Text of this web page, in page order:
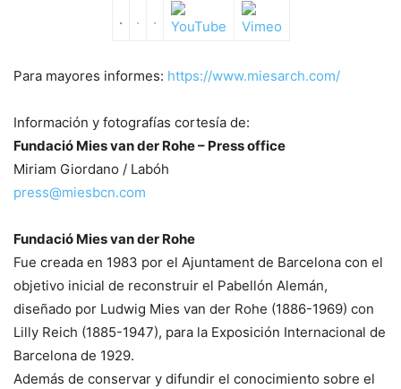
Para mayores informes: https://www.miesarch.com/
Información y fotografías cortesía de:
Fundació Mies van der Rohe – Press office
Miriam Giordano / Labóh
press@miesbcn.com
Fundació Mies van der Rohe
Fue creada en 1983 por el Ajuntament de Barcelona con el
objetivo inicial de reconstruir el Pabellón Alemán,
diseñado por Ludwig Mies van der Rohe (1886-1969) con
Lilly Reich (1885-1947), para la Exposición Internacional de
Barcelona de 1929.
Además de conservar y difundir el conocimiento sobre el